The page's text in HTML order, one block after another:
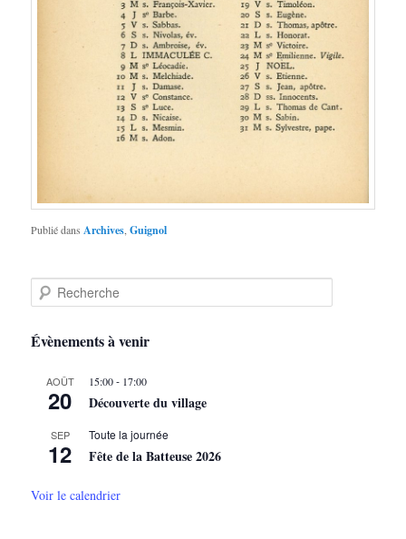
Publié dans Archives,Guignol
e
h
Évènements à venir
AOÛT
20
15:00- 17:00
Découverte du village
SEP
12
Toute la journée
Fête de la Batteuse 2026
Voir le calendrier